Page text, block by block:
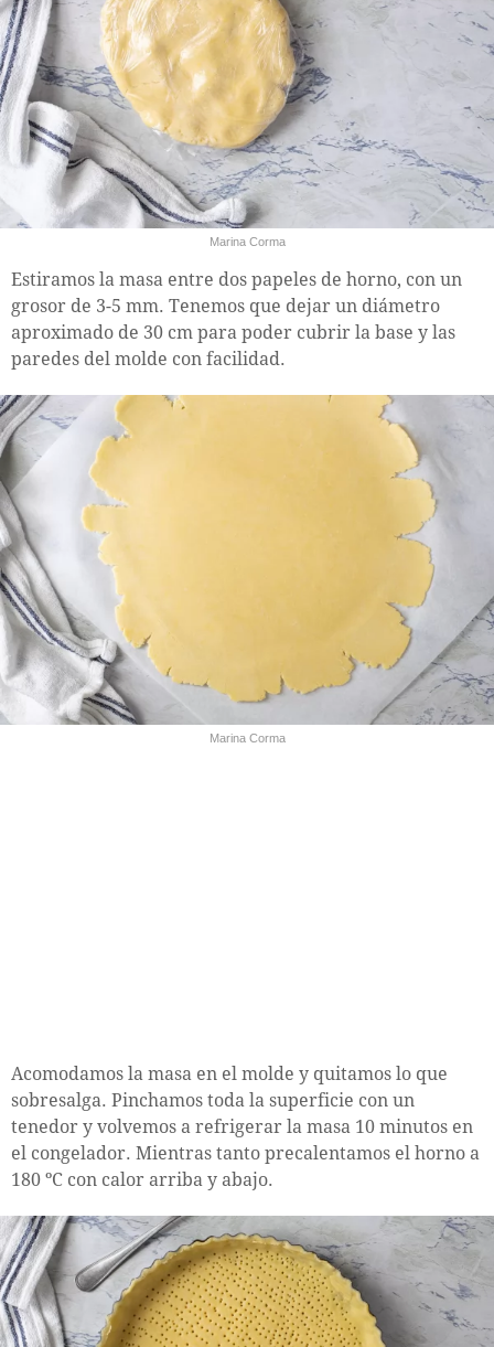
Marina Corma
Estiramos la masa entre dos papeles de horno, con un
grosor de 3-5 mm. Tenemos que dejar un diámetro
aproximado de 30 cm para poder cubrir la base y las
paredes del molde con facilidad.
Marina Corma
Acomodamos la masa en el molde y quitamos lo que
sobresalga. Pinchamos toda la superficie con un
tenedor y volvemos a refrigerar la masa 10 minutos en
el congelador. Mientras tanto precalentamos el horno a
180 ºC con calor arriba y abajo.